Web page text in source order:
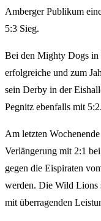
Amberger Publikum
5:3 Sieg.
Bei den Mighty Dogs
erfolgreiche und zum
sein Derby in der
Pegnitz ebenfalls mit
Am letzten
Verlängerung mit 2:1
gegen die Eispiraten
werden. Die Wild Lions
mit überragenden